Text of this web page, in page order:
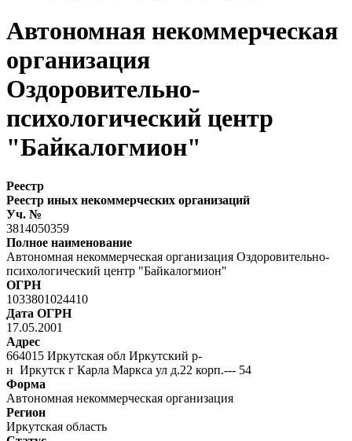
Автономная некоммерческая
организация
Оздоровительно-
психологический центр
"Байкалогмион"
Реестр
Реестр иных некоммерческих организаций
Уч. №
3814050359
Полное наименование
Автономная некоммерческая организация Оздоровительно-
психологический центр "Байкалогмион"
ОГРН
1033801024410
Дата ОГРН
17.05.2001
Адрес
664015 Иркутская обл Иркутский р-
н Иркутск г Карла Маркса ул д.22 корп.--- 54
Форма
Автономная некоммерческая организация
Регион
Иркутская область